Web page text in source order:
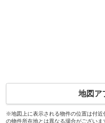
地図ア
※地図上に表示される物件の位置は付
の物件所在地とは異なる場合がございま